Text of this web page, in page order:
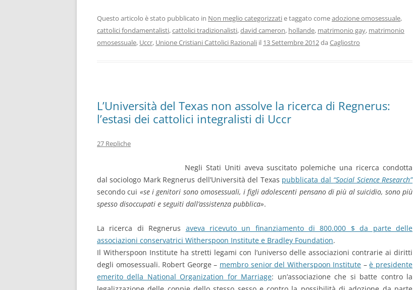
Questo articolo è stato pubblicato in Non meglio categorizzatie taggato comeadozione omosessuale,
cattolici fondamentalisti,cattolici tradizionalisti,david cameron, hollande, matrimonio gay, matrimonio
omosessuale, Uccr, Unione Cristiani Cattolici Razionali il 13 Settembre 2012da Cagliostro
L’Università del Texas non assolve la ricerca di Regnerus:
l’estasi dei cattolici integralisti di Uccr
27 Repliche
Negli Stati Uniti aveva suscitato polemiche una ricerca condotta
dal sociologo Mark Regnerus dell’Università del Texas pubblicata dal “Social Science Research”
secondo cui «se i genitori sono omosessuali, i figli adolescenti pensano di più al suicidio, sono più
spesso disoccupati e seguiti dall’assistenza pubblica».
La ricerca di Regnerus aveva ricevuto un finanziamento di 800.000 $ da parte delle
associazioni conservatrici Witherspoon Institute e Bradley Foundation.
Il Witherspoon Institute ha stretti legami con l’universo delle associazioni contrarie ai diritti
degli omosessuali. Robert George – membro senior del Witherspoon Institute –è presidente
emerito della National Organization for Marriage: un’associazione che si batte contro la